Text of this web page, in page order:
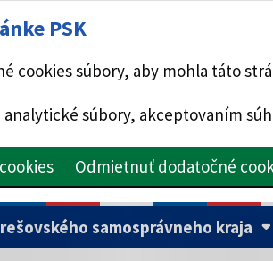
PSK
cookies súbory, aby mohla táto
súbory, akceptovaním
Odmietnuť dodatočné
samosprávneho kraja